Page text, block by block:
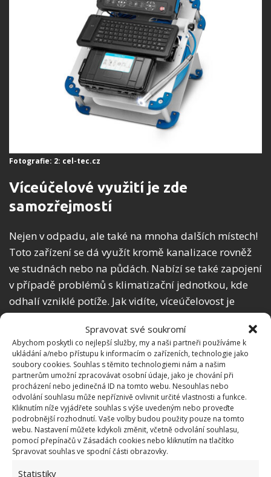
Spravovat své soukromí
Abychom poskytli co nejlepší služby, my a naši partneři používáme k
ukládání a/nebo přístupu k informacím o zařízeních, technologie jako
soubory cookies. Souhlas s těmito technologiemi nám a našim
partnerům umožní zpracovávat osobní údaje, jako je chování při
procházení nebo jedinečná ID na tomto webu. Nesouhlas nebo
odvolání souhlasu může nepříznivě ovlivnit určité vlastnosti a funkce.
Kliknutím níže vyjádřete souhlas s výše uvedeným nebo proveďte
podrobnější rozhodnutí. Vaše volby budou použity pouze na tomto
webu. Nastavení můžete kdykoli změnit, včetně odvolání souhlasu,
pomocí přepínačů v Zásadách cookies nebo kliknutím na tlačítko
Spravovat souhlas ve spodní části obrazovky.
Statistiky
Fotografie: 2: cel-tec.cz
Víceúčelové využití je zde
samozřejmostí
Nejen v odpadu, ale také na mnoha dalších místech!
Toto zařízení se dá využít kromě kanalizace rovněž
ve studnách nebo na půdách. Nabízí se také zapojení
v případě problémů s klimatizační jednotkou, kde
odhalí vzniklé potíže. Jak vidíte, víceúčelovost je
hlavní zbraní této elektroniky, můžete s ní počítat
v mnoha různých ohledech. Přehrání záznamu v PC
nebo na smartphonu je velmi snadným úkolem,
který zvládne každý. Chcete se o tomto sortimentu
dozvědět více a prohlédnout si aktuální modely na
trhu? Navštivtecel-teca budete brzy vědět víc!